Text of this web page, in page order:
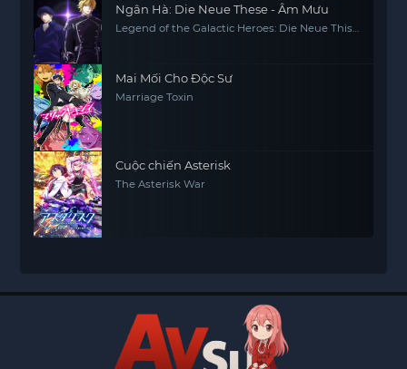
Ngân Hà: Die Neue These - Âm Mưu
Legend of the Galactic Heroes: Die Neue This
Mai Mối Cho Độc Sư
Marriage Toxin
Cuộc chiến Asterisk
The Asterisk War